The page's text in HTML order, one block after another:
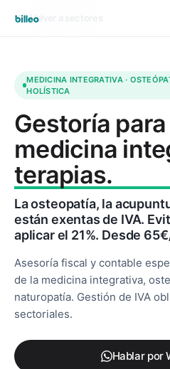
Volver a sectores
MEDICINA INTEGRATIVA ·
HOLÍSTICA
Gestoría para
medicina
terapias.
La osteopatía, la
están exentas de IVA.
aplicar el 21%. Desde
Asesoría fiscal y contable
de la medicina integrativa,
naturopatía. Gestión de IVA
sectoriales.
Hablar por